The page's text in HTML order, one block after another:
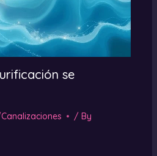
se
Canalizaciones
/ By